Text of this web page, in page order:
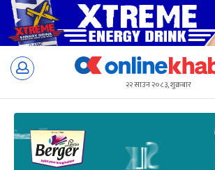
Skip
२२ साउन २०८३, शुक्रबार